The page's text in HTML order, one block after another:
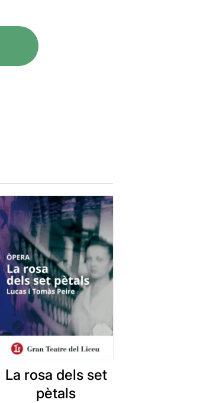
La rosa dels set
pètals